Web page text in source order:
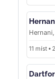
11 míst •